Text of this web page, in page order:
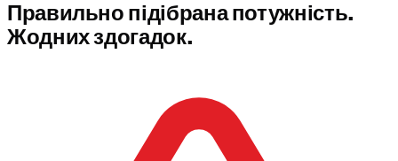
Правильно підібрана потужність.
Жодних здогадок.